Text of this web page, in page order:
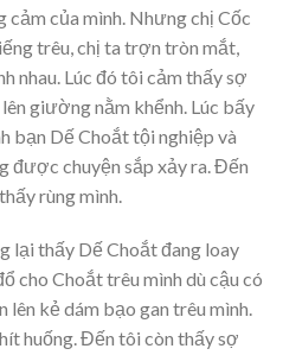
cảm của mình. Nhưng chị Cốc
trêu, chị ta trợn tròn mắt,
nhau. Lúc đó tôi cảm thấy sợ
giường nằm khểnh. Lúc bấy
bạn Dế Choắt tội nghiệp và
chuyện sắp xảy ra. Đến
rùng mình.
lại thấy Dế Choắt đang loay
cho Choắt trêu mình dù cậu có
kẻ dám bạo gan trêu mình.
huống. Đến tôi còn thấy sợ